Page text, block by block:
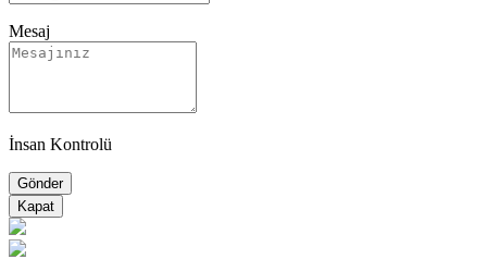
Mesaj
İnsan Kontrolü
Kapat